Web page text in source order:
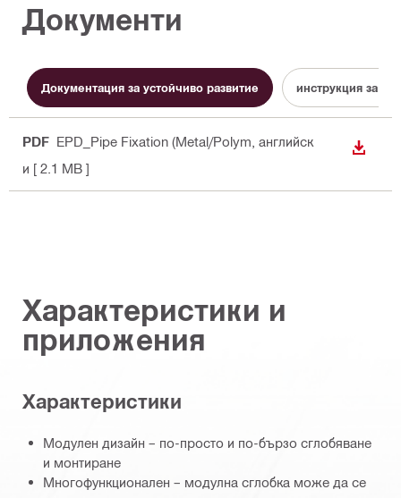
Документи
Документация за устойчиво развитие инструкция за
PDF EPD_Pipe Fixation (Metal/Polym , английск
и [ 2.1 MB ]
Характеристики и
приложения
Характеристики
Модулен дизайн – по-просто и по-бързо сглобяване
и монтиране
Многофункционален – модулна сглобка може да се